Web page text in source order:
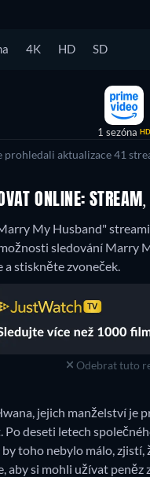
4K HD SD
1 sezóna HD
aktualizace 41
ONLINE: STREAM,
My Husband"
sledování Marry
stiskněte zvoneček.
Odebrat tuto
jejich manželství je
deseti letech
toho nebylo málo,
aby si mohli užívat